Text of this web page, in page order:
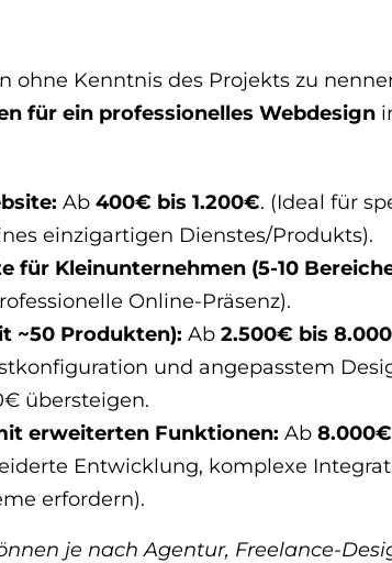
ohne Kenntnis des Projekts zu
für ein professionelles Webdesign
Ab400€ bis 1.200€. (Ideal für
einzigartigen Dienstes/Produkts).
für Kleinunternehmen (5-10
Online-Präsenz).
~50 Produkten): Ab2.500€ bis
und angepasstem
übersteigen.
erweiterten Funktionen: Ab
Entwicklung, komplexe
erfordern).
je nach Agentur, Freelance-